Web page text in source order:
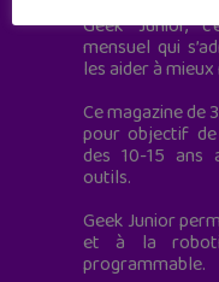
Geek Junior,
mensuel qui
les aider à
Ce magazine de
pour objectif
des 10-15 ans
outils.
Geek Junior
et à la
programmable.